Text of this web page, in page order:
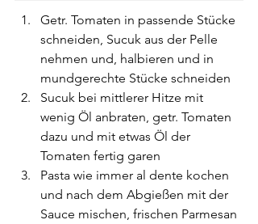
Getr. Tomaten in passende Stücke
schneiden, Sucuk aus der Pelle
nehmen und, halbieren und in
mundgerechte Stücke schneiden
Sucuk bei mittlerer Hitze mit
wenig Öl anbraten, getr. Tomaten
dazu und mit etwas Öl der
Tomaten fertig garen
Pasta wie immer al dente kochen
und nach dem Abgießen mit der
Sauce mischen, frischen Parmesan